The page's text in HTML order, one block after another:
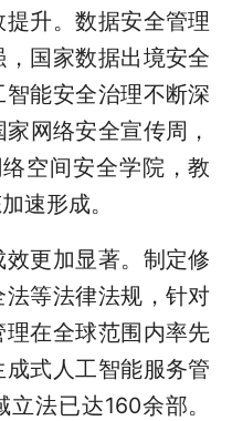
升。数据安全管理
国家数据出境安全
能安全治理不断深
网络安全宣传周，
空间安全学院，教
速形成。
更加显著。制定修
等法律法规，针对
在全球范围内率先
式人工智能服务管
法已达160余部。